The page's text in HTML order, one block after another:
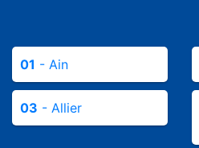
01 - Ain
03 - Allier